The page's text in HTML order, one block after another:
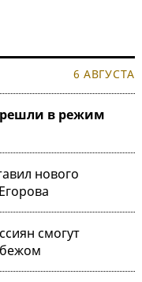
6 АВГУСТА
в режим
нового
смогут